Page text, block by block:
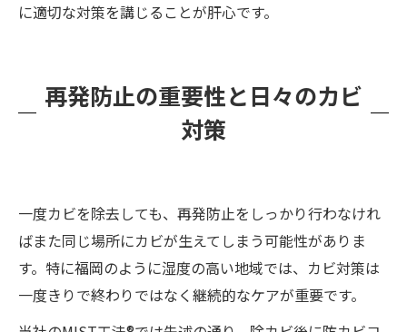
に適切な対策を講じることが肝心です。
再発防止の重要性と日々のカビ
対策
一度カビを除去しても、再発防止をしっかり行わなけれ
ばまた同じ場所にカビが生えてしまう可能性がありま
す。特に福岡のように湿度の高い地域では、カビ対策は
一度きりで終わりではなく継続的なケアが重要です。